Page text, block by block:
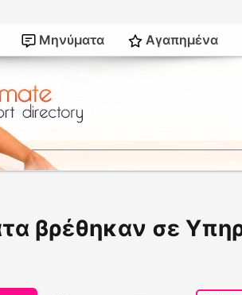
Μηνύματα Αγαπημένα
βρέθηκαν σε